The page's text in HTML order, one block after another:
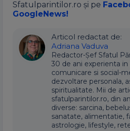
Sfatulparintilor.ro și pe
GoogleNews!
Articol redactat de:
Adriana Vaduva
Redactor-Șef Sfatul
30 de ani experienta in
comunicare si social-
dezvoltare personala,
spiritualitate. Mii de
sfatulparintilor.ro, din
diverse: sarcina,
sanatate, alimentatie,
astrologie, lifestyle,